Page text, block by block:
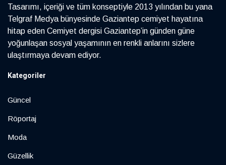
Tasarımı, içeriği ve tüm konseptiyle 2013 yılından bu yana
Telgraf Medya bünyesinde Gaziantep cemiyet hayatına
hitap eden Cemiyet dergisi Gaziantep’in günden güne
yoğunlaşan sosyal yaşamının en renkli anlarını sizlere
ulaştırmaya devam ediyor.
Kategoriler
Güncel
Röportaj
Moda
Güzellik